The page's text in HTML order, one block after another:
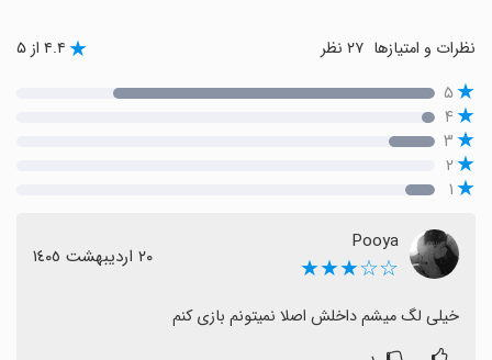
نظرات و امتیازها ۴.۴ از ۵
۵
۴
۳
۲
۱
Pooya
☆☆★★★ ٢٠ اردیبهشت ١٤٠٥
خیلی لگ میشم داخلش اصلا نمیتونم بازی کنم